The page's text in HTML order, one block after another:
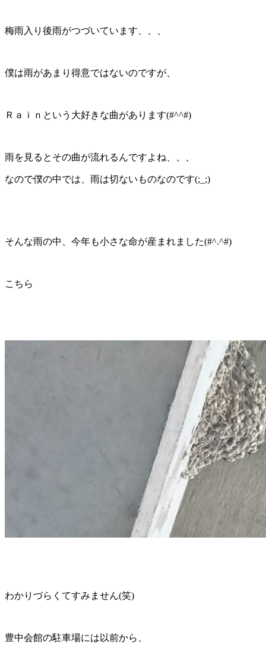
梅雨入り後雨がつづいています、、、
僕は雨があまり得意ではないのですが、
Ｒａｉｎという大好きな曲があります(#^^#)
雨を見るとその曲が流れるんですよね、、、
なので僕の中では、雨は切ないものなのです(;_;)
そんな雨の中、今年も小さな命が産まれました(#^.^#)
こちら
わかりづらくてすみません(笑)
豊中会館の駐車場には以前から、